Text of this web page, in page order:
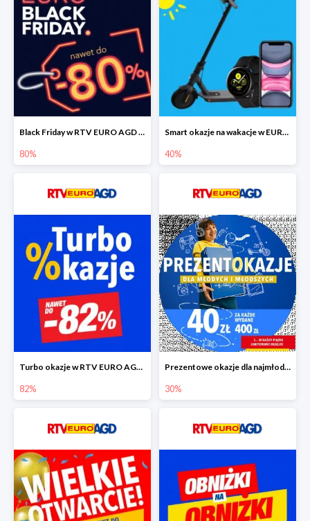
Black Friday w RTV EURO AGD do -80%
80%
Smart okazje na wakacje w EURO RTV AGD do -40%
40%
Turbo okazje w RTV EURO AGD do -82%
82%
Prezentowe okazje dla najmłodszych w RTV EURO AGD
30%